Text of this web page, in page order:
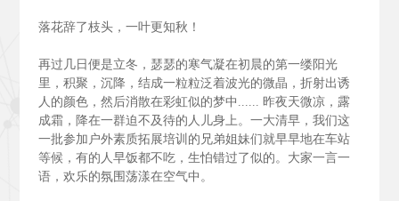
落花辞了枝头，一叶更知秋！
再过几日便是立冬，瑟瑟的寒气凝在初晨的第一缕阳光
里，积聚，沉降，结成一粒粒泛着波光的微晶，折射出诱
人的颜色，然后消散在彩虹似的梦中...... 昨夜天微凉，露
成霜，降在一群迫不及待的人儿身上。一大清早，我们这
一批参加户外素质拓展培训的兄弟姐妹们就早早地在车站
等候，有的人早饭都不吃，生怕错过了似的。大家一言一
语，欢乐的氛围荡漾在空气中。